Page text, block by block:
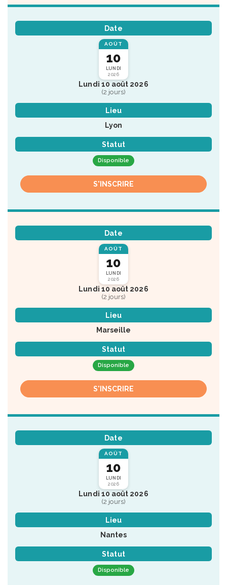
Date
AOÛT
10
LUNDI
2026
Lundi 10 août 2026
(2 jours)
Lieu
Lyon
Statut
Disponible
S'INSCRIRE
Date
AOÛT
10
LUNDI
2026
Lundi 10 août 2026
(2 jours)
Lieu
Marseille
Statut
Disponible
S'INSCRIRE
Date
AOÛT
10
LUNDI
2026
Lundi 10 août 2026
(2 jours)
Lieu
Nantes
Statut
Disponible